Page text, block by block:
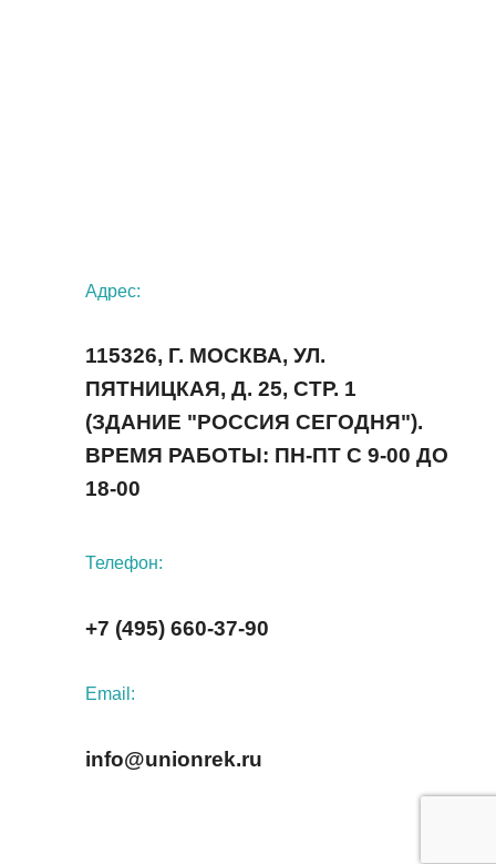
Адрес:
115326, Г. МОСКВА, УЛ.
ПЯТНИЦКАЯ, Д. 25, СТР. 1
(ЗДАНИЕ "РОССИЯ СЕГОДНЯ").
ВРЕМЯ РАБОТЫ: ПН-ПТ С 9-00 ДО
18-00
Телефон:
+7 (495) 660-37-90
Email:
info@unionrek.ru